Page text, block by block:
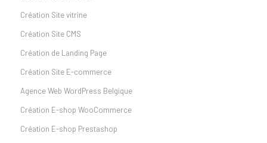
Création Site vitrine
Création Site CMS
Création de Landing Page
Création Site E-commerce
Agence Web WordPress Belgique
Création E-shop WooCommerce
Création E-shop Prestashop